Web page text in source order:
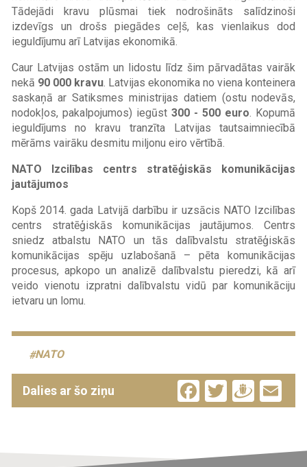
Tādejādi kravu plūsmai tiek nodrošināts salīdzinoši
izdevīgs un drošs piegādes ceļš, kas vienlaikus dod
ieguldījumu arī Latvijas ekonomikā.
Caur Latvijas ostām un lidostu līdz šim pārvadātas vairāk
nekā 90 000 kravu. Latvijas ekonomika no viena konteinera
saskaņā ar Satiksmes ministrijas datiem (ostu nodevās,
nodokļos, pakalpojumos) iegūst 300 - 500 euro. Kopumā
ieguldījums no kravu tranzīta Latvijas tautsaimniecībā
mērāms vairāku desmitu miljonu eiro vērtībā.
NATO Izcilības centrs stratēģiskās komunikācijas
jautājumos
Kopš 2014. gada Latvijā darbību ir uzsācis NATO Izcilības
centrs stratēģiskās komunikācijas jautājumos. Centrs
sniedz atbalstu NATO un tās dalībvalstu stratēģiskās
komunikācijas spēju uzlabošanā – pēta komunikācijas
procesus, apkopo un analizē dalībvalstu pieredzi, kā arī
veido vienotu izpratni dalībvalstu vidū par komunikāciju
ietvaru un lomu.
NATO
Dalies ar šo ziņu Facebook
Twitter